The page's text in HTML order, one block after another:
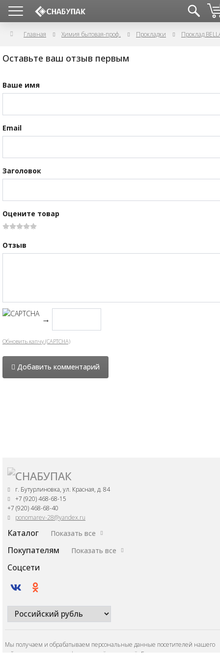
Главная Химия бытовая-проф. Прокладки
Оставьте ваш отзыв первым
Ваше имя
Email
Заголовок
Оцените товар
Отзыв
→
Обновить капчу (CAPTCHA)
Добавить комментарий
г. Бутурлиновка, ул. Красная, д. 84
+7 (920) 468-68-15
+7 (920) 468-68-40
ponomarev-28@yandex.ru
Каталог Показать все
Покупателям Показать все
Соцсети
Мы получаем и обрабатываем персональные данные посетителей нашего
сайта в соответствии с
официальной политикой . Если вы не даете согласия